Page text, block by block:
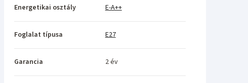
Energetikai osztály E-A++
Foglalat típusa E27
Garancia 2 év